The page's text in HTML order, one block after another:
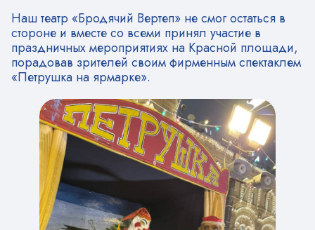
Наш театр «Бродячий Вертеп» не смог остаться в
стороне и вместе со всеми принял участие в
праздничных мероприятиях на Красной площади,
порадовав зрителей своим фирменным спектаклем
«Петрушка на ярмарке».